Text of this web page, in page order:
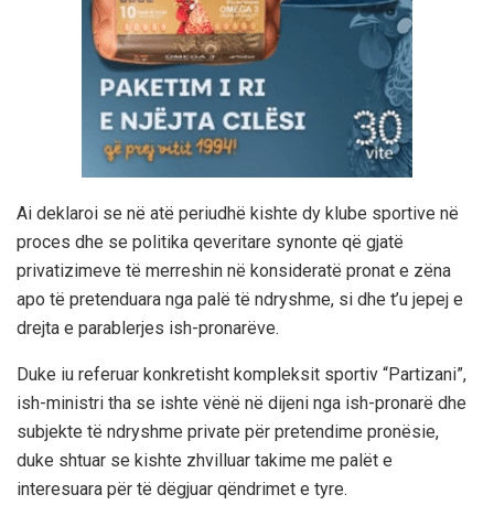
Ai deklaroi se në atë periudhë kishte dy klube sportive në
proces dhe se politika qeveritare synonte që gjatë
privatizimeve të merreshin në konsideratë pronat e zëna
apo të pretenduara nga palë të ndryshme, si dhe t’u jepej e
drejta e parablerjes ish-pronarëve.
Duke iu referuar konkretisht kompleksit sportiv “Partizani”,
ish-ministri tha se ishte vënë në dijeni nga ish-pronarë dhe
subjekte të ndryshme private për pretendime pronësie,
duke shtuar se kishte zhvilluar takime me palët e
interesuara për të dëgjuar qëndrimet e tyre.